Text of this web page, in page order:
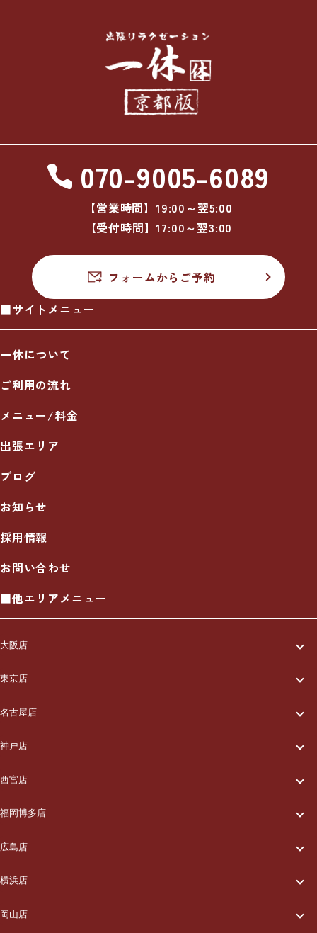
070-9005-6089
【営業時間】19:00～翌5:00
【受付時間】17:00～翌3:00
フォームからご予約
■サイトメニュー
一休について
ご利用の流れ
メニュー/料金
出張エリア
ブログ
お知らせ
採用情報
お問い合わせ
■他エリアメニュー
大阪店
一休について
ご利用の流れ
メニュー/料金
出張エリア
ブログ
お知らせ
採用情報
お問い合わせ
東京店
一休について
ご利用の流れ
メニュー/料金
出張エリア
ブログ
お知らせ
採用情報
名古屋店
一休について
ご利用の流れ
メニュー/料金
出張エリア
ブログ
お知らせ
神戸店
一休について
ご利用の流れ
メニュー/料金
出張エリア
ブログ
西宮店
一休について
ご利用の流れ
メニュー/料金
出張エリア
福岡博多店
一休について
ご利用の流れ
メニュー/料金
広島店
一休について
ご利用の流れ
横浜店
一休について
岡山店